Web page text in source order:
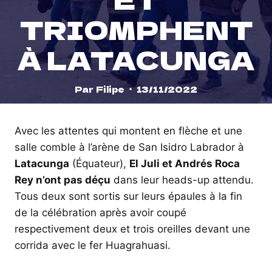
TRIOMPHENT
À LATACUNGA
Par Filipe 13/11/2022
Avec les attentes qui montent en flèche et une
salle comble à l’arène de San Isidro Labrador à
Latacunga (Équateur), El Juli et Andrés Roca
Rey n’ont pas déçu dans leur heads-up attendu.
Tous deux sont sortis sur leurs épaules à la fin
de la célébration après avoir coupé
respectivement deux et trois oreilles devant une
corrida avec le fer Huagrahuasi.